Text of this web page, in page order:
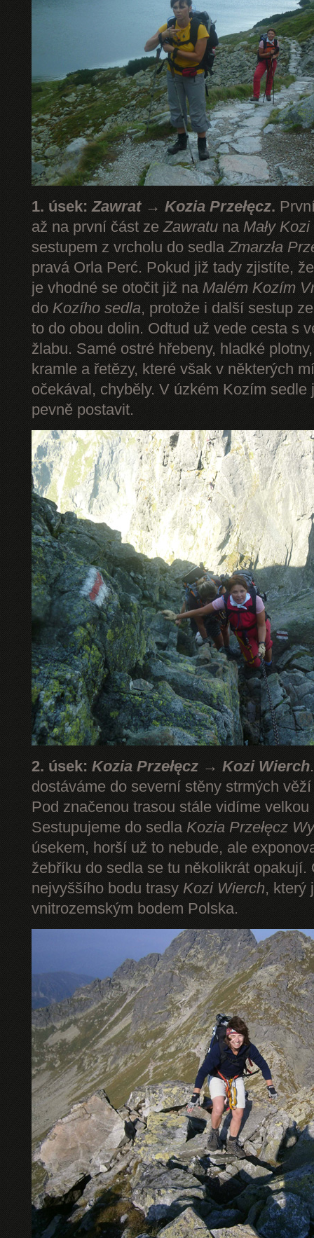
1. úsek:Zawrat → Kozia Przełęcz.
až na první část zeZawratu naMały Kozi
sestupem z vrcholu do sedlaZmarzła
pravá Orla Perć. Pokud již tady zjistíte,
je vhodné se otočit již na Malém Kozím
do Kozího sedla, protože i další sestup
to do obou dolin. Odtud už vede cesta s
žlabu. Samé ostré hřebeny, hladké
kramle a řetězy, které však v některých
očekával, chyběly. V úzkém Kozím sedle
pevně postavit.
2. úsek: Kozia Przełęcz → Kozi Wierch
dostáváme do severní stěny strmých
Pod značenou trasou stále vidíme
Sestupujeme do sedla Kozia Przełęcz
úsekem, horší už to nebude, ale
žebříku do sedla se tu několikrát opakují.
nejvyššího bodu trasy Kozi Wierch, který
vnitrozemským bodem Polska.